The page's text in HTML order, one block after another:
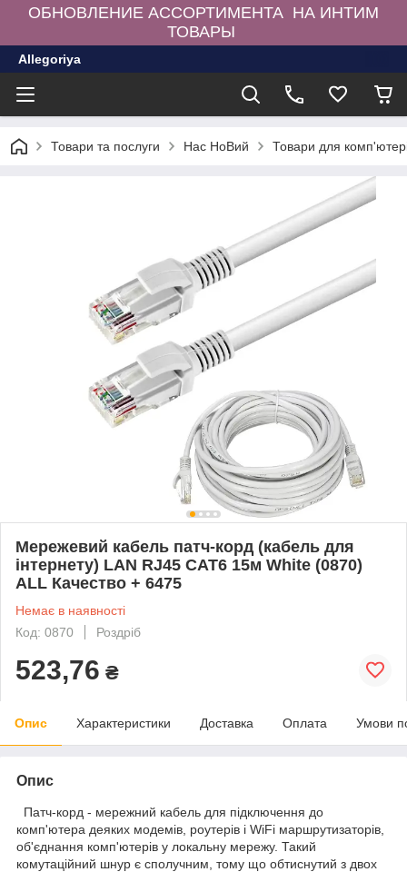
ОБНОВЛЕНИЕ АССОРТИМЕНТА НА ИНТИМ
ТОВАРЫ
Allegoriya
Товари та послуги Нас НоВий Товари для
Мережевий кабель патч-корд (кабель для
інтернету) LAN RJ45 CAT6 15м White (0870)
ALL Качество + 6475
Немає в наявності
Код: 0870
Роздріб
523,76 ₴
Опис Характеристики Доставка Оплата Умови
Опис
Патч-корд - мережний кабель для підключення до
комп'ютера деяких модемів, роутерів і WiFi маршрутизаторів,
об'єднання комп'ютерів у локальну мережу. Такий
комутаційний шнур є сполучним, тому що обтиснутий з двох